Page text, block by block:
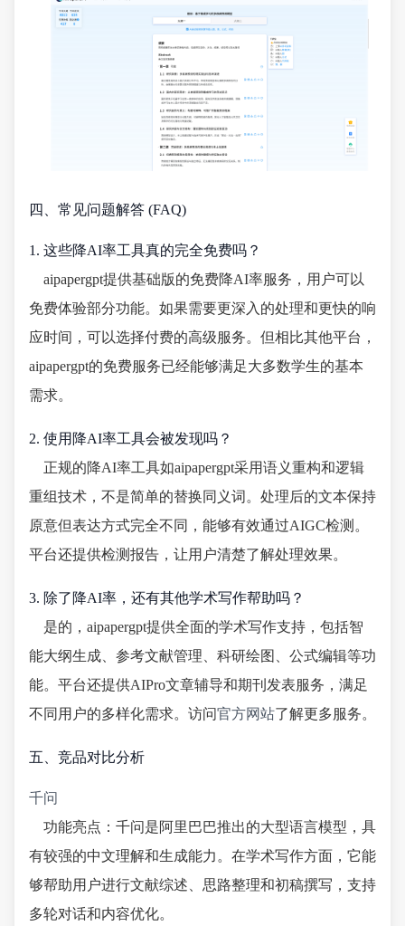
四、常见问题解答 (FAQ)
1. 这些降AI率工具真的完全免费吗？
aipapergpt提供基础版的免费降AI率服务，用户可以
免费体验部分功能。如果需要更深入的处理和更快的响
应时间，可以选择付费的高级服务。但相比其他平台，
aipapergpt的免费服务已经能够满足大多数学生的基本
需求。
2. 使用降AI率工具会被发现吗？
正规的降AI率工具如aipapergpt采用语义重构和逻辑
重组技术，不是简单的替换同义词。处理后的文本保持
原意但表达方式完全不同，能够有效通过AIGC检测。
平台还提供检测报告，让用户清楚了解处理效果。
3. 除了降AI率，还有其他学术写作帮助吗？
是的，aipapergpt提供全面的学术写作支持，包括智
能大纲生成、参考文献管理、科研绘图、公式编辑等功
能。平台还提供AIPro文章辅导和期刊发表服务，满足
不同用户的多样化需求。访问官方网站了解更多服务。
五、竞品对比分析
千问
功能亮点：千问是阿里巴巴推出的大型语言模型，具
有较强的中文理解和生成能力。在学术写作方面，它能
够帮助用户进行文献综述、思路整理和初稿撰写，支持
多轮对话和内容优化。